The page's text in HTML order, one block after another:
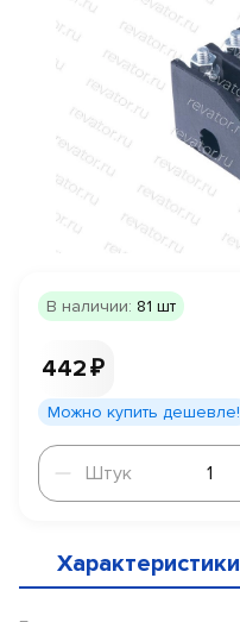
В наличии: 81 шт
442 ₽
Можно купить дешевле!
Штук
Штук
Характеристики